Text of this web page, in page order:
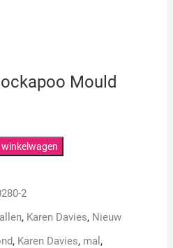
Mould
2
, Karen Davies, Nieuw
, Karen Davies, mal ,